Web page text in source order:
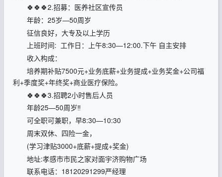
🍀🍀🍀2.招募：医养社区宣传员
年龄：25岁—50周岁
征信良好，大专及以上学历
上班时间: 工作日：上午8:30—12:00.下午 自主安排
收入构成：
培养期补贴7500元+业务底薪+业务提成+业务奖金+公司福
利+季度奖+年终奖+商业医疗保险。
🍀🍀🍀3.招聘2小时售后人员
年龄25—50周岁‼️
可全职可兼职，早8:30—10:30
周末双休、四险一金，
(学习津贴3000+底薪+提成+奖金)
地址:孝感市市民之家对面宇济购物广场
联系电话：18120291299严经理